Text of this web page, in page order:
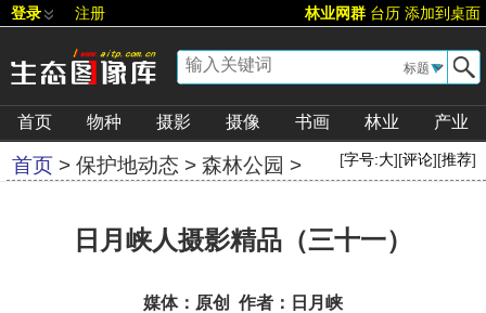
登录 注册 林业网群 台历 添加到桌面
▼
首页 物种 摄影 摄像 书画 林业 产业
首页 > 保护地动态 > 森林公园 > [字号:大][评论][推荐]
日月峡人摄影精品（三十一）
媒体：原创 作者：日月峡